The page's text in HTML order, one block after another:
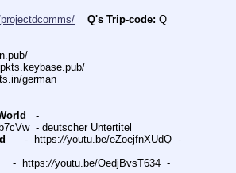
Q's Trip-code: Q
german
   -
- deutscher Untertitel
      -  https:
//youtu.be/eZoejfnXUdQ  -
-  https:
//youtu.be/OedjBvsT634  -